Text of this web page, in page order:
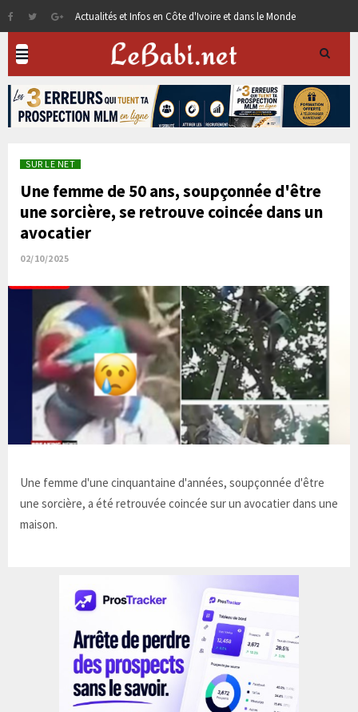
Actualités et Infos en Côte d'Ivoire et dans le Monde
SUR LE NET
Une femme de 50 ans, soupçonnée d'être
une sorcière, se retrouve coincée dans un
avocatier
02/10/2025
Une femme d'une cinquantaine d'années, soupçonnée d'être
une sorcière, a été retrouvée coincée sur un avocatier dans une
maison.